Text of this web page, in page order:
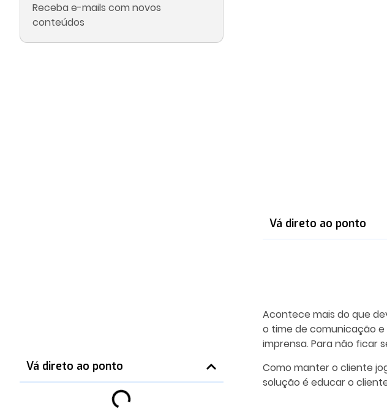
Receba e-mails com novos
conteúdos
Vá direto ao ponto
Vá direto ao ponto
Acontece mais do que
o time de comunicação
imprensa. Para não ficar
Como manter o cliente
solução é educar o